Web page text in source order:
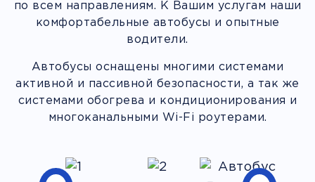
по всем направлениям. К Вашим услугам наши
комфортабельные автобусы и опытные
водители.
Автобусы оснащены многими системами
активной и пассивной безопасности, а так же
системами обогрева и кондиционирования и
многоканальными Wi-Fi роутерами.